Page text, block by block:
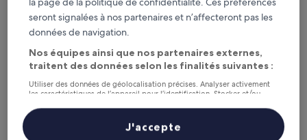
Hotel Playa Santandria - Adults Only
Hotel Playa Santandria - Adults Only
Hébergement
8.6
sur
10,
Excellent,
(274 avis)
8,6/10 Excellent (274 avis)
nouveau
243 €
taxes et frais compris
30 août - 31 août
Hotel Bahia
la page de la politique de confidentialité. Ces préférences
seront signalées à nos partenaires et n’affecteront pas les
données de navigation.
Nos équipes ainsi que nos partenaires externes,
traitent des données selon les finalités suivantes :
Utiliser des données de géolocalisation précises. Analyser activement
les caractéristiques de l’appareil pour l’identification. Stocker et/ou
personnalisés, mesure de performance des publicités et du contenu,
études d’audience et développement de services.
Liste de nos partenaires (fournisseurs)
J'accepte